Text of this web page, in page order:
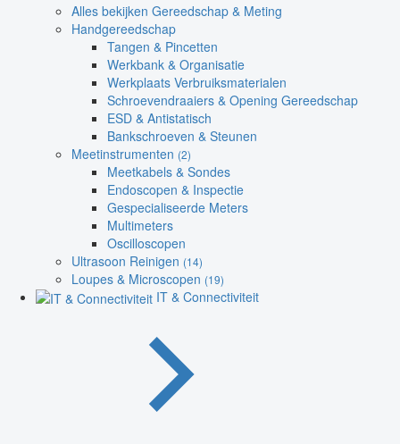
Alles bekijken Gereedschap & Meting
Handgereedschap
Tangen & Pincetten
Werkbank & Organisatie
Werkplaats Verbruiksmaterialen
Schroevendraaiers & Opening Gereedschap
ESD & Antistatisch
Bankschroeven & Steunen
Meetinstrumenten (2)
Meetkabels & Sondes
Endoscopen & Inspectie
Gespecialiseerde Meters
Multimeters
Oscilloscopen
Ultrasoon Reinigen (14)
Loupes & Microscopen (19)
IT & Connectiviteit